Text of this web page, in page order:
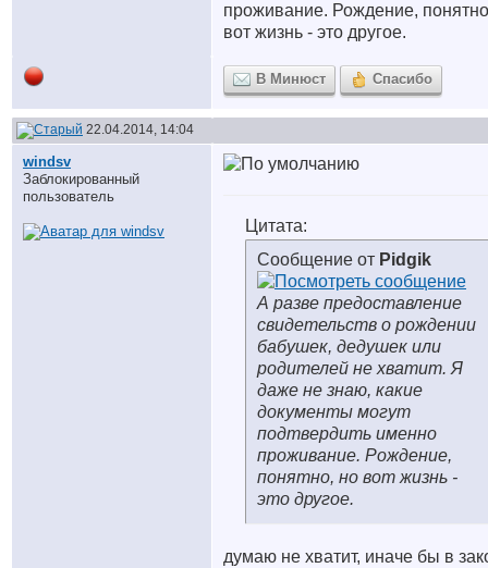
проживание. Рождение,
вот жизнь - это другое.
В Минюст Спасибо
22.04.2014, 14:04
windsv
Заблокированный
пользователь
Цитата:
Сообщение от Pidgik
А разве предоставление
свидетельств о рождении
бабушек, дедушек или
родителей не хватит. Я
даже не знаю, какие
документы могут
подтвердить именно
проживание. Рождение,
понятно, но вот жизнь -
это другое.
думаю не хватит, иначе бы в